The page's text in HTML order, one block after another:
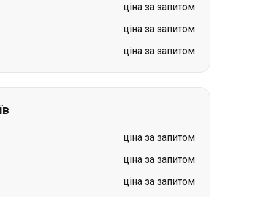
ціна за запитом
ціна за запитом
ціна за запитом
ціна за запитом
ціна за запитом
ціна за запитом